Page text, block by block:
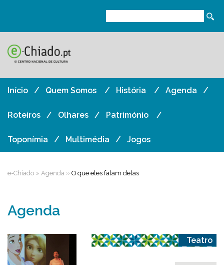
Início Quem Somos História Agenda
Roteiros Olhares Património
Toponímia Multimédia Jogos
e-Chiado » Agenda » O que eles falam delas
Agenda
Teatro